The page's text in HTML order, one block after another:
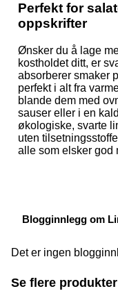
Perfekt for
oppskrifter
Ønsker du å lage
kostholdet ditt, er
absorberer smaker
perfekt i alt fra
blande dem med
sauser eller i en
økologiske, svarte
uten
alle som elsker god
Blogginnlegg om
Det er ingen
Se flere produkter